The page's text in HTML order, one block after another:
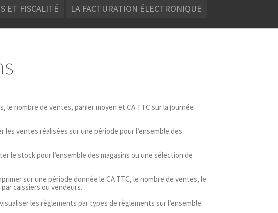
ET FISCALITÉ LA FACTURATION ÉLECTRONIQUE
le nombre de ventes, panier moyen et CA TTC sur la journée
ventes réalisées sur une période pour l’ensemble des
le stock pour l’ensemble des magasins ou une sélection de
sur une période donnée le CA TTC, le nombre de ventes, le
caissiers ou vendeurs.
les règlements par types de règlements sur l’ensemble